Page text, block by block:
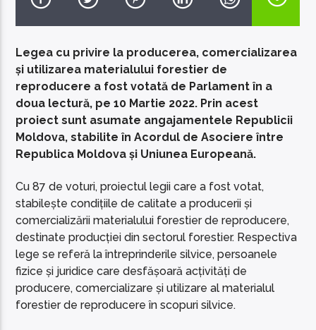
Legea cu privire la producerea, comercializarea
și utilizarea materialului forestier de
reproducere a fost votată de Parlament în a
doua lectură, pe 10 Martie 2022. Prin acest
proiect sunt asumate angajamentele Republicii
Moldova, stabilite în Acordul de Asociere între
Republica Moldova și Uniunea Europeană.
Cu 87 de voturi, proiectul legii care a fost votat,
stabilește condițiile de calitate a producerii și
comercializării materialului forestier de reproducere,
destinate producției din sectorul forestier. Respectiva
lege se referă la întreprinderile silvice, persoanele
fizice și juridice care desfășoară acțivități de
producere, comercializare și utilizare al materialul
forestier de reproducere în scopuri silvice.